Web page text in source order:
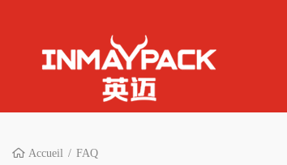
Accueil FAQ